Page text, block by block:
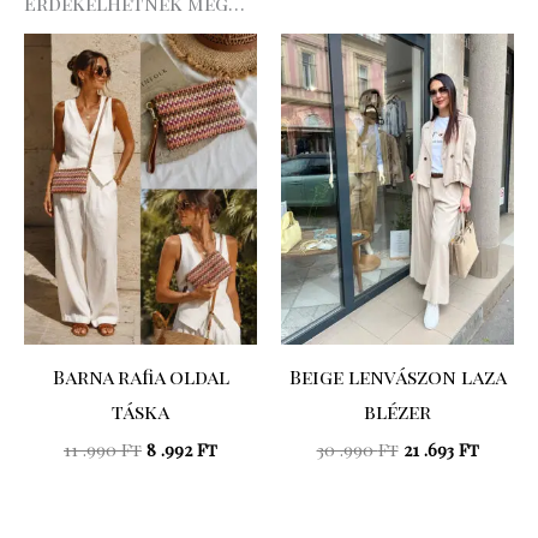
Barna rafia oldal
táska
11 .990Ft
Original
price
was:
11
.990 Ft.
8 .992Ft
Current
price
is:
8
.992 Ft.
Beige lenvászon laza
blézer
30 .990Ft
Original
price
was:
30
.990 Ft.
21 .693 Ft
price
.693 Ft.